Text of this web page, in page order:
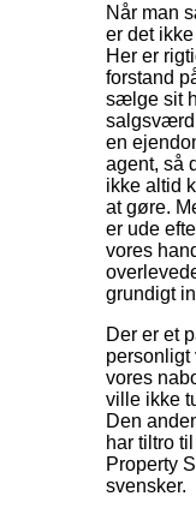
Når man
er det
Her er
forstand
sælge sit
en
agent, så
ikke altid
at gøre.
er ude
vores
grundigt
Der er et
personligt
vores
ville ikke
Den
har tiltro
Property
svensker.